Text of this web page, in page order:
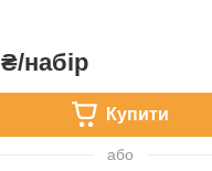
₴/набір
Купити
або